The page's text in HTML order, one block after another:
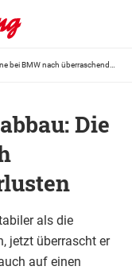
Die
als die
jetzt überrascht er
auf einen